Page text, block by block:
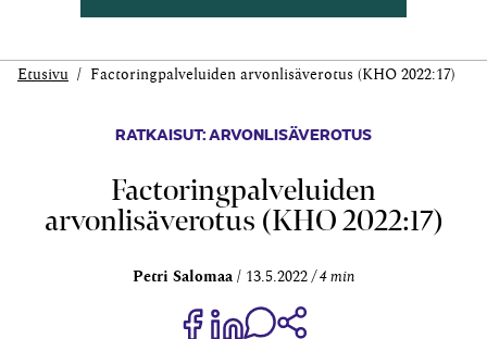
Etusivu Factoringpalveluiden arvonlisäverotus (KHO 2022:17)
RATKAISUT: ARVONLISÄVEROTUS
Factoringpalveluiden
arvonlisäverotus (KHO 2022:17)
Petri Salomaa 13.5.2022 4 min
Jaa Share on Facebook
Jaa Share on LinkedIn
Jaa WhatsApp-viestinä